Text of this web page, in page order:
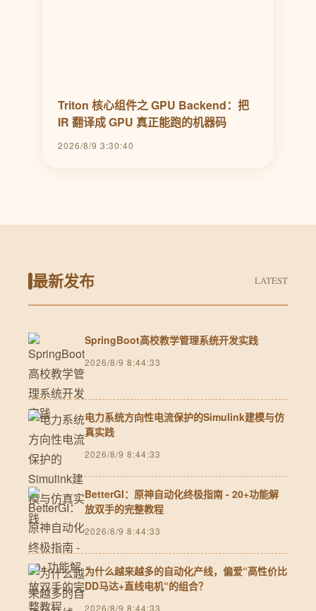
Triton 核心组件之 GPU Backend：把
IR 翻译成 GPU 真正能跑的机器码
2026/8/9 3:30:40
最新发布 LATEST
SpringBoot高校教学管理系统开发实践
2026/8/9 8:44:33
电力系统方向性电流保护的Simulink建模与仿
真实践
2026/8/9 8:44:33
BetterGI：原神自动化终极指南 - 20+功能解
放双手的完整教程
2026/8/9 8:44:33
为什么越来越多的自动化产线，偏爱“高性价比
DD马达+直线电机“的组合？
2026/8/9 8:44:33